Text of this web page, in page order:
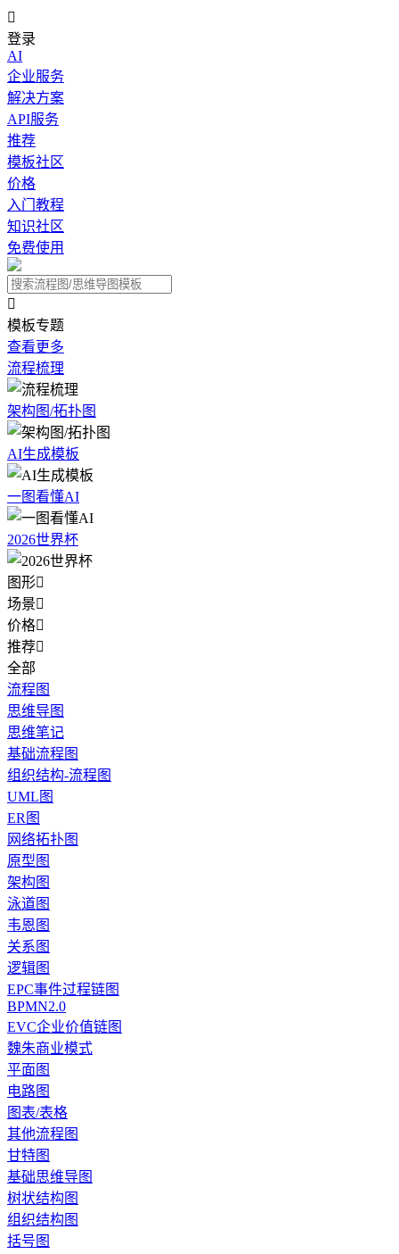

登录
AI
企业服务
解决方案
API服务
推荐
模板社区
价格
入门教程
知识社区
免费使用

模板专题
查看更多
流程梳理
架构图/拓扑图
AI生成模板
一图看懂AI
2026世界杯
图形
场景
价格
推荐
全部
流程图
思维导图
思维笔记
基础流程图
组织结构-流程图
UML图
ER图
网络拓扑图
原型图
架构图
泳道图
韦恩图
关系图
逻辑图
EPC事件过程链图
BPMN2.0
EVC企业价值链图
魏朱商业模式
平面图
电路图
图表/表格
其他流程图
甘特图
基础思维导图
树状结构图
组织结构图
括号图